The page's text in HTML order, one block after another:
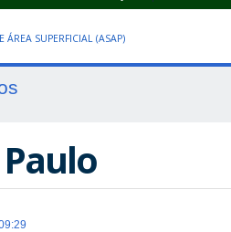
SUPERFICIAL (ASAP)